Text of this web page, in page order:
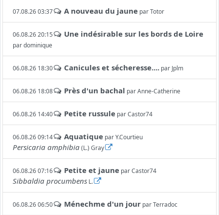
07.08.26 03:37 A nouveau du jaune parTotor
06.08.26 20:15 Une indésirable sur les bords de Loire
pardominique
06.08.26 18:30 Canicules et sécheresse.... par Jplm
06.08.26 18:08 Près d'un bachal parAnne-Catherine
06.08.26 14:40 Petite russule parCastor74
06.08.26 09:14 Aquatique parY.Courtieu
Persicaria amphibia(L.) Gray
06.08.26 07:16 Petite et jaune parCastor74
Sibbaldia procumbens L.
06.08.26 06:50 Ménechme d'un jour parTerradoc